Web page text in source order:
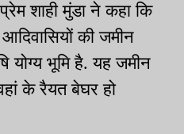
शाही मुंडा ने कहा कि
की जमीन
योग्य भूमि है. यह जमीन
के रैयत बेघर हो